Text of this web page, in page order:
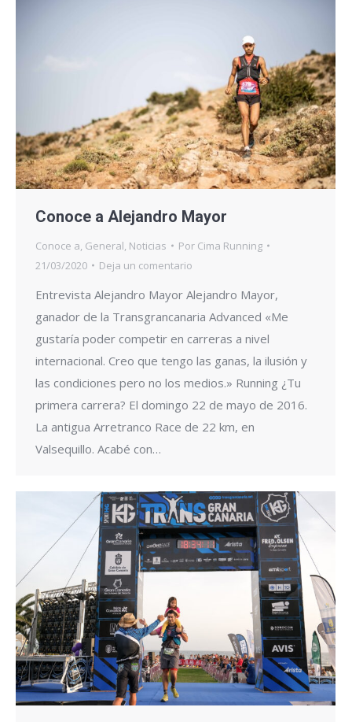
Conoce a Alejandro Mayor
Conoce a, General, Noticias Por Cima Running
21/03/2020
Deja un comentario
Entrevista Alejandro Mayor Alejandro Mayor,
ganador de la Transgrancanaria Advanced «Me
gustaría poder competir en carreras a nivel
internacional. Creo que tengo las ganas, la ilusión y
las condiciones pero no los medios.» Running ¿Tu
primera carrera? El domingo 22 de mayo de 2016.
La antigua Arretranco Race de 22 km, en
Valsequillo. Acabé con…